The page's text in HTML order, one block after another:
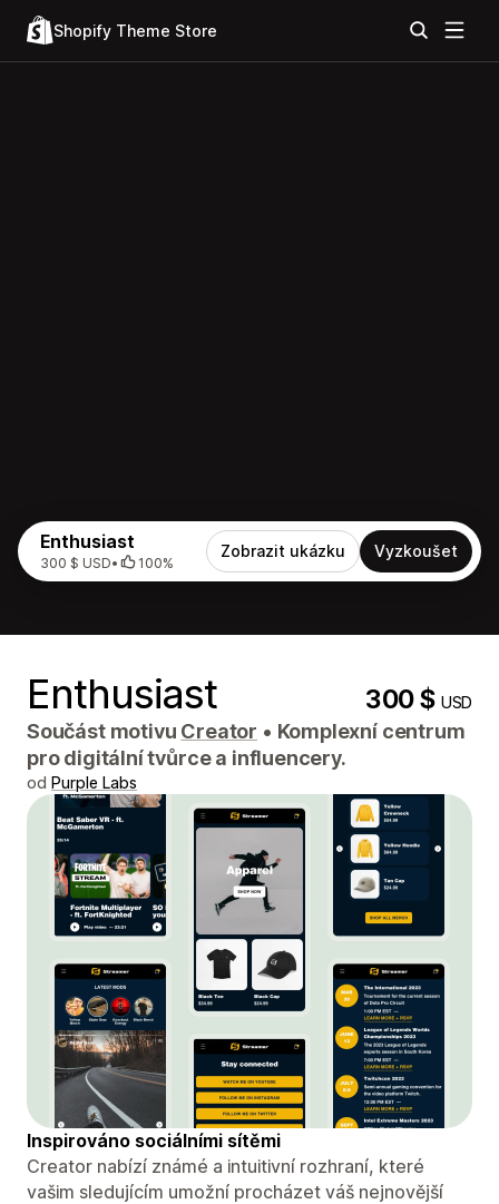
Shopify Theme Store
Enthusiast
300 $ USD• 100%
Zobrazit ukázku Vyzkoušet
Enthusiast 300 $USD
Součást motivu Creator • Komplexní centrum
pro digitální tvůrce a influencery.
od Purple Labs
Inspirováno sociálními sítěmi
Creator nabízí známé a intuitivní rozhraní, které
vašim sledujícím umožní procházet váš nejnovější